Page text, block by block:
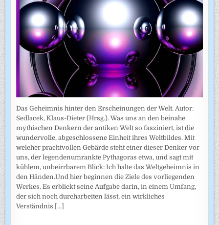
Das Geheimnis hinter den Erscheinungen der Welt. Autor:
Sedlacek, Klaus-Dieter (Hrsg.). Was uns an den beinahe
mythischen Denkern der antiken Welt so fasziniert, ist die
wundervolle, abgeschlossene Einheit ihres Weltbildes. Mit
welcher prachtvollen Gebärde steht einer dieser Denker vor
uns, der legendenumrankte Pythagoras etwa, und sagt mit
kühlem, unbeirrbarem Blick: Ich halte das Weltgeheimnis in
den Händen.Und hier beginnen die Ziele des vorliegenden
Werkes. Es erblickt seine Aufgabe darin, in einem Umfang,
der sich noch durcharbeiten lässt, ein wirkliches
Verständnis [...]